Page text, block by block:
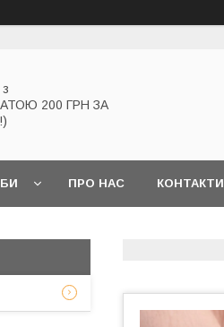
200 ГРН ЗА
ПРО НАС КОНТАКТИ